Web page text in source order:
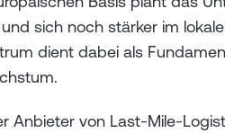
sich noch stärker im
dient dabei als
Anbieter von Last-Mile-